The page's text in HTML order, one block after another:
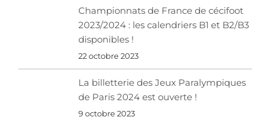
Championnats de France de cécifoot
2023/2024 : les calendriers B1 et B2/B3
disponibles !
22 octobre 2023
La billetterie des Jeux Paralympiques
de Paris 2024 est ouverte !
9 octobre 2023